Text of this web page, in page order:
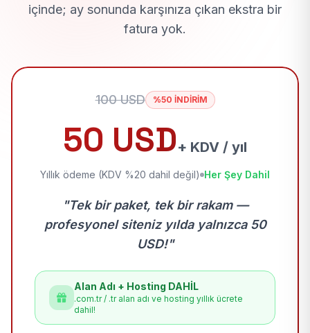
içinde; ay sonunda karşınıza çıkan ekstra bir
fatura yok.
100 USD %50 İNDİRİM
50 USD+ KDV / yıl
Yıllık ödeme (KDV %20 dahil değil) Her Şey Dahil
"Tek bir paket, tek bir rakam —
profesyonel siteniz yılda yalnızca 50
USD!"
Alan Adı + Hosting DAHİL
.com.tr / .tr alan adı ve hosting yıllık ücrete
dahil!